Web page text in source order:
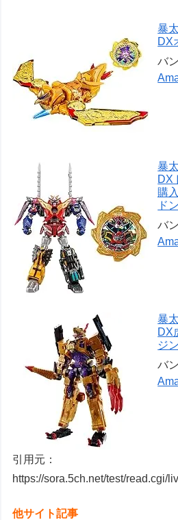
暴
DX
バ
暴
DX
購
ド
バ
暴
DX
ジ
バ
引用元：
https://sora.5ch.net/test/read.cgi/
他サイト記事